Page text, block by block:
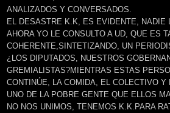
ANALIZADOS Y CONVERSADOS.
EL DESASTRE K.K, ES EVIDENTE, NADIE
AHORA YO LE CONSULTO A UD, QUE ES
COHERENTE,SINTETIZANDO, UN
¿LOS DIPUTADOS, NUESTROS
GREMIALISTAS?MIENTRAS ESTAS
CONTINÚE, LA COMIDA, EL COLECTIVO
UNO DE LA POBRE GENTE QUE ELLOS
NO NOS UNIMOS, TENEMOS K.K.PARA